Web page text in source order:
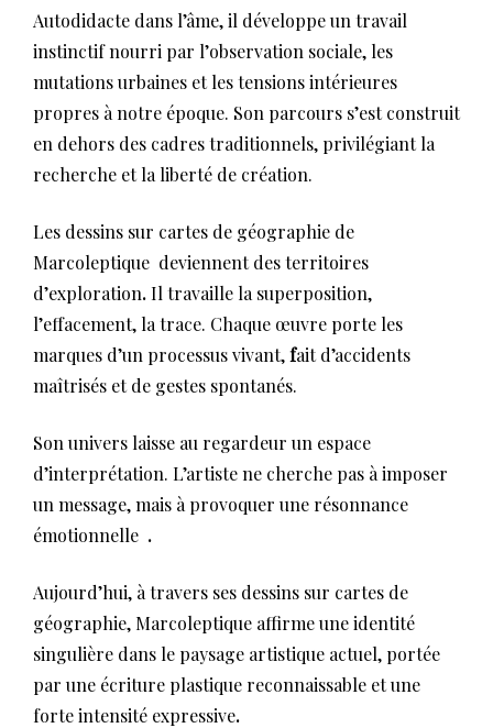
Autodidacte dans l’âme, il développe un travail
instinctif nourri par l’observation sociale, les
mutations urbaines et les tensions intérieures
propres à notre époque. Son parcours s’est construit
en dehors des cadres traditionnels, privilégiant la
recherche et la liberté de création.
Les dessins sur cartes de géographie de
Marcoleptique deviennent des territoires
d’exploration.Il travaille la superposition,
l’effacement, la trace. Chaque œuvre porte les
marques d’un processus vivant,fait d’accidents
maîtrisés et de gestes spontanés.
Son univers laisse au regardeur un espace
d’interprétation. L’artiste ne cherche pas à imposer
un message, mais à provoquer une résonnance
émotionnelle .
Aujourd’hui, à travers ses dessins sur cartes de
géographie, Marcoleptique affirme une identité
singulière dans le paysage artistique actuel, portée
par une écriture plastique reconnaissable et une
forte intensité expressive.